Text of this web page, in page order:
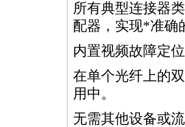
所有典型连接器
配器，实现*准确
内置视频故障定
在单个光纤上的
用中。
无需其他设备或